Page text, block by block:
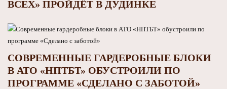
ВСЕХ» ПРОЙДЁТ В ДУДИНКЕ
СОВРЕМЕННЫЕ ГАРДЕРОБНЫЕ БЛОКИ
В АТО «НПТБТ» ОБУСТРОИЛИ ПО
ПРОГРАММЕ «СДЕЛАНО С ЗАБОТОЙ»